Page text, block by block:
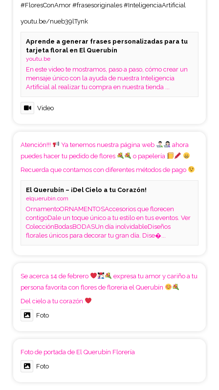
#FloresConAmor #frasesoriginales #InteligenciaArtificial
youtu.be/nueb39lTynk
Aprende a generar frases personalizadas para tu
tarjeta floral en El Querubín
youtu.be
En este video te mostramos, paso a paso, cómo crear un
mensaje único con la ayuda de nuestra Inteligencia
Artificial al realizar tu compra en nuestra tienda ...
Video
Atención!!! Ya tenemos nuestra página web
ahora
puedes hacer tu pedido de flores
o papelería
Recuerda que contamos con diferentes métodos de pago
El Querubín – ¡Del Cielo a tu Corazón!
elquerubin.com
OrnamentoORNAMENTOSAccesorios que florecen
contigoDale un toque único a tu estilo en tus eventos. Ver
ColecciónBodasBODASUn día inolvidableDiseños
florales únicos para decorar tu gran día. Dise�...
Se acerca 14 de febrero
expresa tu amor y cariño a tu
persona favorita con flores de floreria el Querubín
Del cielo a tu corazón
Foto
Foto de portada de El Querubín Florería
Foto